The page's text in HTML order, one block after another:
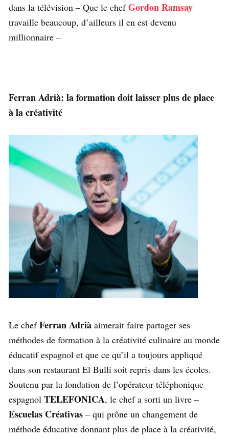
dans la télévision – Que le chefGordon Ramsay
travaille beaucoup, d’ailleurs il en est devenu
millionnaire –
Ferran Adrià: la formation doit laisser plus de place
à la créativité
Le chefFerran Adrià aimerait faire partager ses
méthodes de formation à la créativité culinaire au monde
éducatif espagnol et que ce qu’il a toujours appliqué
dans son restaurant El Bulli soit repris dans les écoles.
Soutenu par la fondation de l’opérateur téléphonique
espagnol TELEFONICA, le chef a sorti un livre –
Escuelas Créativas – qui prône un changement de
méthode éducative donnant plus de place à la créativité,